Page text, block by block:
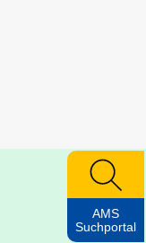
AMS
Suchportal